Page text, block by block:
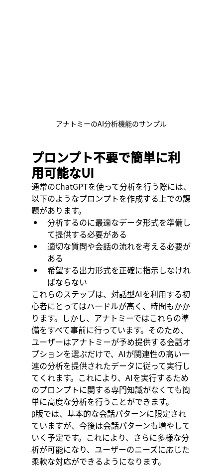
アナトミーのAI分析機能のサンプル
プロンプト不要で簡単に利
用可能なUI
通常のChatGPTを使って分析を行う際には、
以下のようなプロンプトを作成する上での課
題があります。
分析するのに最適なデータ形式を準備し
て提供する必要がある
適切な質問や会話の流れを考える必要が
ある
希望する出力形式を正確に指示しなけれ
ばならない
これらのステップは、対話型AIを利用する初
心者にとってはハードルが高く、時間もかか
ります。しかし、アナトミーではこれらの準
備をすべて事前に行っています。そのため、
ユーザーはアナトミーが予め提供する会話オ
プションを選ぶだけで、AIが関連性の高い一
連の分析を提供されたデータに従って実行し
てくれます。これにより、AIを実行するため
のプロンプトに関する専門知識がなくても簡
単に高度な分析を行うことができます。
β版では、基本的な会話パターンに限定され
ていますが、今後は会話パターンも増やして
いく予定です。これにより、さらに多様な分
析が可能になり、ユーザーのニーズに応じた
柔軟な対応ができるようになります。